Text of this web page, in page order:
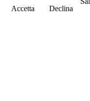
Accetta
Declina